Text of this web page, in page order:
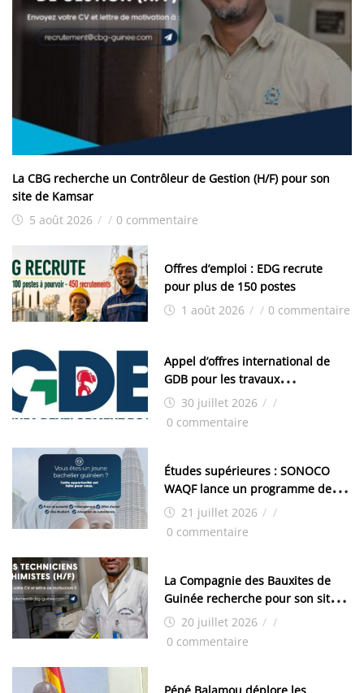
La CBG recherche un Contrôleur de Gestion (H/F) pour son
site de Kamsar
5 août 2026 / / 0 commentaire
Offres d’emploi : EDG recrute
pour plus de 150 postes
1 août 2026 / / 0 commentaire
Appel d’offres international de
GDB pour les travaux
d’aménagement de la zone
industrielle de FANDJE (PAZIF)
30 juillet 2026 / /
0 commentaire
Études supérieures : SONOCO
WAQF lance un programme de
bourses pour la Malaisie
21 juillet 2026 / /
0 commentaire
La Compagnie des Bauxites de
Guinée recherche pour son site
de Kamsar des techniciens
chimistes (H/F)
20 juillet 2026 / /
0 commentaire